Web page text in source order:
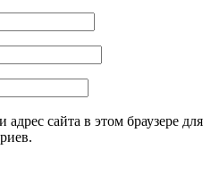
сайта в этом браузере для